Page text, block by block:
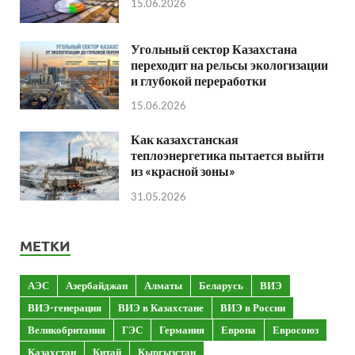
15.06.2026
Угольный сектор Казахстана
переходит на рельсы экологизации
и глубокой переработки
15.06.2026
Как казахстанская
теплоэнергетика пытается выйти
из «красной зоны»
31.05.2026
МЕТКИ
АЭС Азербайджан Алматы Беларусь
ВИЭ
ВИЭ-генерация
ВИЭ в Казахстане
ВИЭ в России
Великобритания
ГЭС Германия Европа
Евросоюз
Казахстан
Китай Кыргызстан